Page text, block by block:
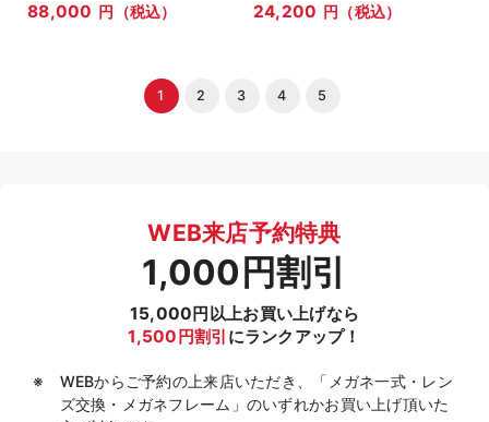
88,000 円（税込） 24,200 円（税込）
1 2 3 4 5
WEB来店予約特典
1,000円割引
15,000円以上お買い上げなら
1,500円割引 にランクアップ！
WEBからご予約の上来店いただき、「メガネ一式・レン
ズ交換・メガネフレーム」のいずれかお買い上げ頂いた